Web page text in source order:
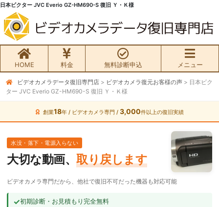
日本ビクター JVC Everio GZ-HM690-S 復旧 Ｙ・Ｋ様
HOME 料金 無料診断申込 メニュー
無料初期診断お申込み
ビデオカメラ データ復旧HOME
料金・メニュー
サービスの流れ
ビデオカメラデータ復旧専門店 > ビデオカメラ復元お客様の声 > 日本ビク
ター JVC Everio GZ-HM690-S 復旧 Ｙ・Ｋ様
創業18年 / ビデオカメラ専門 / 3,000件以上の復旧実績
水没・落下・電源入らない
大切な動画、 取り戻します
ビデオカメラ専門だから、他社で復旧不可だった機器も対応可能
✓初期診断・お見積もり完全無料